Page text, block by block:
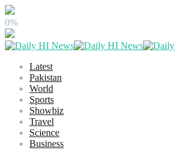
0%
Latest
Pakistan
World
Sports
Showbiz
Travel
Science
Business